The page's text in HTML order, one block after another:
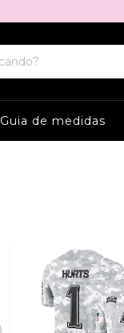
Guia de medidas